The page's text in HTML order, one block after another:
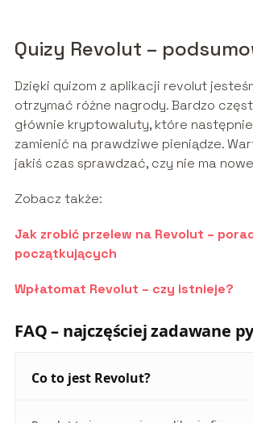
Quizy Revolut –
Dzięki quizom z aplikacji revolut
otrzymać różne nagrody. Bardzo
głównie kryptowaluty, które
zamienić na prawdziwe pieniądze.
jakiś czas sprawdzać, czy nie ma
Zobacz także:
Jak zrobić przelew na Revolut –
początkujących
Wpłatomat Revolut – czy istnieje?
FAQ – najczęściej zadawane
Co to jest Revolut?